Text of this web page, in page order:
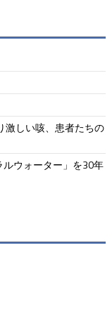
しい咳、患者たちの
ウォーター」を30年